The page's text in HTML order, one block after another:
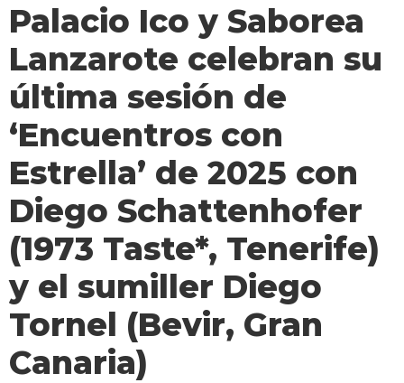
Palacio Ico y Saborea
Lanzarote celebran su
última sesión de
‘Encuentros con
Estrella’ de 2025 con
Diego Schattenhofer
(1973 Taste*, Tenerife)
y el sumiller Diego
Tornel (Bevir, Gran
Canaria)